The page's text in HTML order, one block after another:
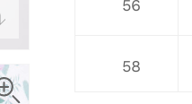
56
58